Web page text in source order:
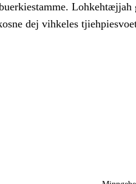
Lohkehtæjjah
dej vihkeles